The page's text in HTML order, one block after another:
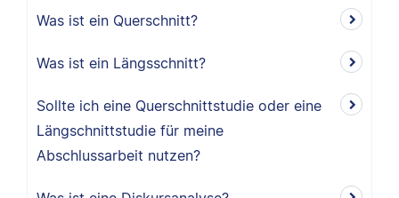
Was ist ein Querschnitt?
Was ist ein Längsschnitt?
Sollte ich eine Querschnittstudie oder eine
Längschnittstudie für meine
Abschlussarbeit nutzen?